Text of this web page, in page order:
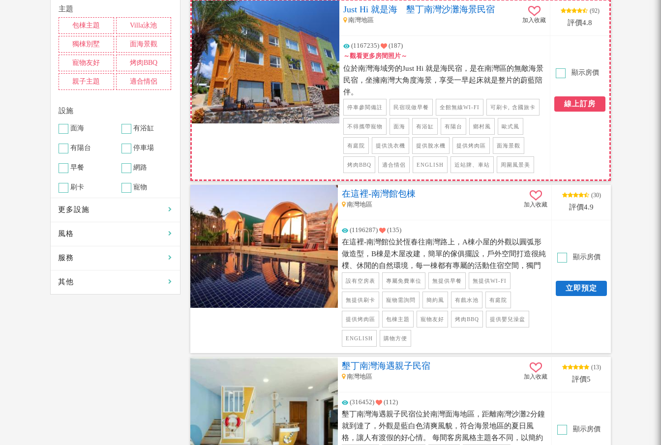
主題
包棟主題 Villa泳池
獨棟別墅 面海景觀
寵物友好 烤肉BBQ
親子主題 適合情侶
設施
面海 有浴缸
有陽台 停車場
早餐 網路
刷卡 寵物
更多設施
風格
服務
其他
Just Hi 就是海 墾丁南灣沙灘海景民宿
南灣地區 加入收藏
(92)
評價4.8
(1167235)
(187)
～觀看更多房間照片～
位於南灣海域旁的Just Hi 就是海民宿，是在南灣區的無敵海景
民宿，坐擁南灣大角度海景，享受一早起床就是整片的蔚藍陪
伴。
停車參閱備註 民宿現做早餐 全館無線WI-FI 可刷卡, 含國旅卡
不得攜帶寵物 面海 有浴缸 有陽台 鄉村風 歐式風
有庭院 提供洗衣機 提供脫水機 提供烤肉區 面海景觀
烤肉BBQ 適合情侶 ENGLISH 近站牌、車站 周圍風景美
顯示房價
線上訂房
在這裡-南灣館包棟
南灣地區 加入收藏
(30)
評價4.9
(1196287) (135)
在這裡-南灣館位於恆春往南灣路上，A棟小屋的外觀以圓弧形
做造型，B棟是木屋改建，簡單的傢俱擺設，戶外空間打造很純
樸、休閒的自然環境，每一棟都有專屬的活動住宿空間，獨門
獨戶進出房間、戲水池、烤肉架，在這裡除了有休閒的自然環
境，傍晚還可欣賞美麗的西面夕陽夜景，而且停車很便利。 住
宿附近還有多項陸上活動可以前往體驗玩樂，距離恆春市區、
南灣沙灘開車3分鐘，是個非常便利的旅遊地點喔。
設有空房表 專屬免費車位 無提供早餐 無提供WI-FI
無提供刷卡 寵物需詢問 簡約風 有戲水池 有庭院
提供烤肉區 包棟主題 寵物友好 烤肉BBQ 提供嬰兒澡盆
ENGLISH 購物方便
顯示房價
立即預定
墾丁南灣海遇親子民宿
南灣地區 加入收藏
(13)
評價5
(316452) (112)
墾丁南灣海遇親子民宿位於南灣面海地區，距離南灣沙灘2分鐘
就到達了，外觀是藍白色清爽風貌，符合海景地區的夏日風
格，讓人有渡假的好心情。 每間客房風格主題各不同，以簡約
顯示房價